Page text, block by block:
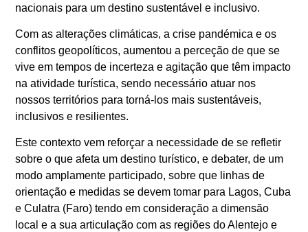
nacionais para um destino sustentável e inclusivo.
Com as alterações climáticas, a crise pandémica e os
conflitos geopolíticos, aumentou a perceção de que se
vive em tempos de incerteza e agitação que têm impacto
na atividade turística, sendo necessário atuar nos
nossos territórios para torná-los mais sustentáveis,
inclusivos e resilientes.
Este contexto vem reforçar a necessidade de se refletir
sobre o que afeta um destino turístico, e debater, de um
modo amplamente participado, sobre que linhas de
orientação e medidas se devem tomar para Lagos, Cuba
e Culatra (Faro) tendo em consideração a dimensão
local e a sua articulação com as regiões do Alentejo e